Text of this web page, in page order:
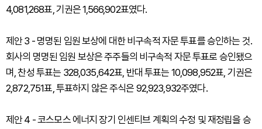
4,081,268표, 기권은 1,566,902표였다.
제안 3 - 명명된 임원 보상에 대한 비구속적 자문 투표를 승인하는 것.
회사의 명명된 임원 보상은 주주들의 비구속적 자문 투표로 승인됐으
며, 찬성 투표는 328,035,642표, 반대 투표는 10,098,952표, 기권은
2,872,751표, 투표하지 않은 주식은 92,923,932주였다.
제안 4 - 코스모스 에너지 장기 인센티브 계획의 수정 및 재정립을 승